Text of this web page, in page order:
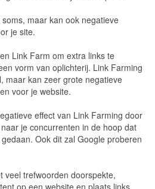
maar kan ook negatieve
je site.
Link Farm om extra links te
vorm van oplichterij. Link Farming
maar kan zeer grote negatieve
voor je website.
effect van Link Farming door
je concurrenten in de hoop dat
Ook dit zal Google proberen
veel trefwoorden doorspekte,
op een website en plaats links